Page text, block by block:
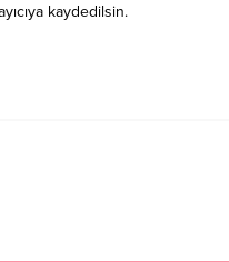
kaydedilsin.